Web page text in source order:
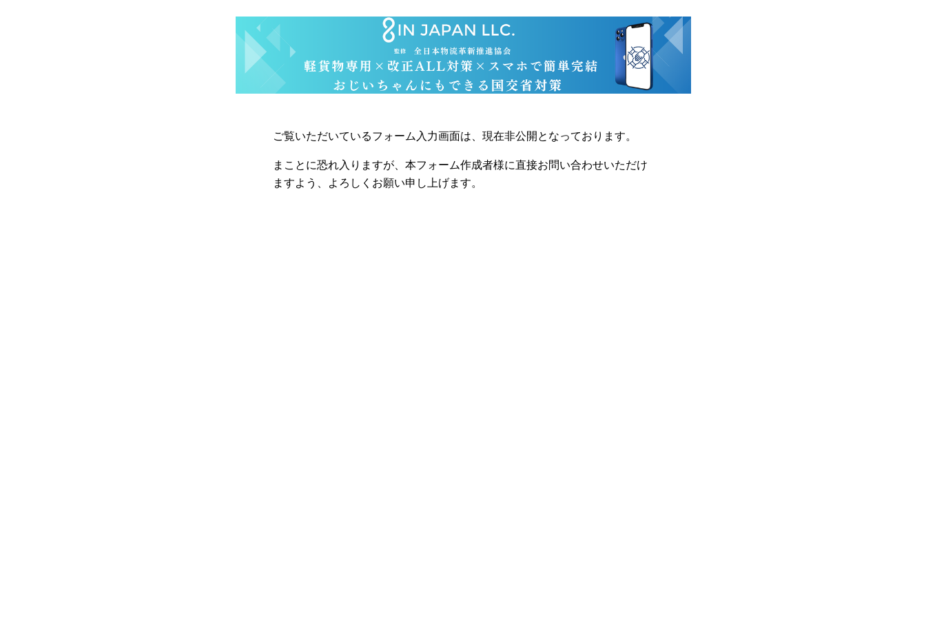
ご覧いただいているフォーム入力画面は、現在非公開となっております。
まことに恐れ入りますが、本フォーム作成者様に直接お問い合わせいただけ
ますよう、よろしくお願い申し上げます。